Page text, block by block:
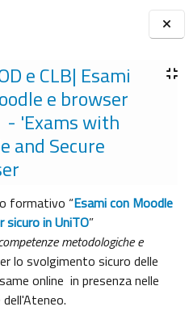
e CLB| Esami
e browser
- 'Exams with
and Secure
formativo “Esami con Moodle
sicuro in UniTO”
metodologiche e
lo svolgimento sicuro delle
online in presenza nelle